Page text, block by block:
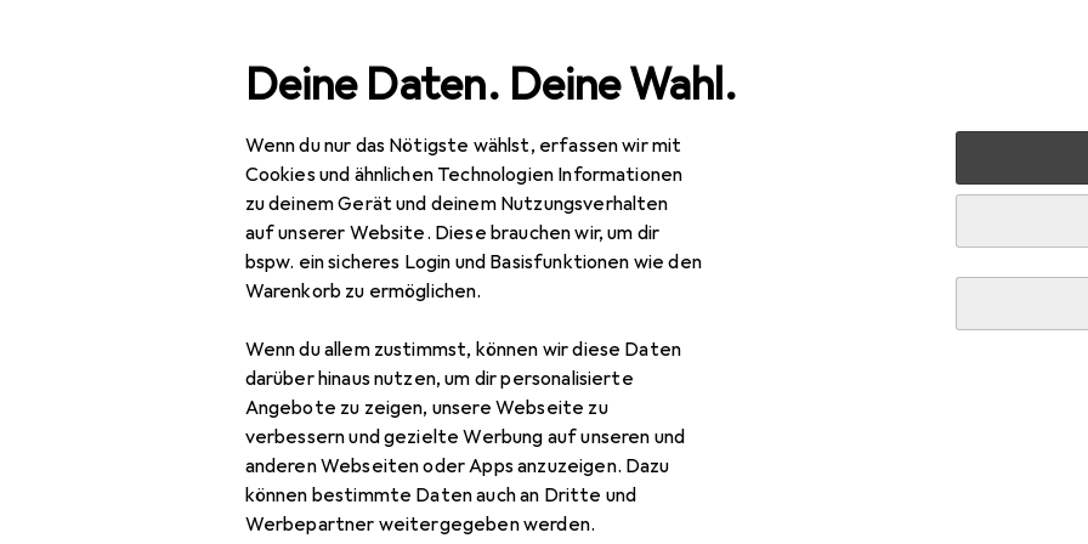
Deine Daten. Deine Wahl.
Wenn du nur das Nötigste wählst, erfassen wir mit
Cookies und ähnlichen Technologien Informationen
zu deinem Gerät und deinem Nutzungsverhalten
auf unserer Website. Diese brauchen wir, um dir
bspw. ein sicheres Login und Basisfunktionen wie den
Warenkorb zu ermöglichen.
Wenn du allem zustimmst, können wir diese Daten
darüber hinaus nutzen, um dir personalisierte
Angebote zu zeigen, unsere Webseite zu
verbessern und gezielte Werbung auf unseren und
anderen Webseiten oder Apps anzuzeigen. Dazu
können bestimmte Daten auch an Dritte und
Werbepartner weitergegeben werden.
Navigation nach Kategorien
IT + Multimedia Smartphones + Tablets Smartphone Zubehör